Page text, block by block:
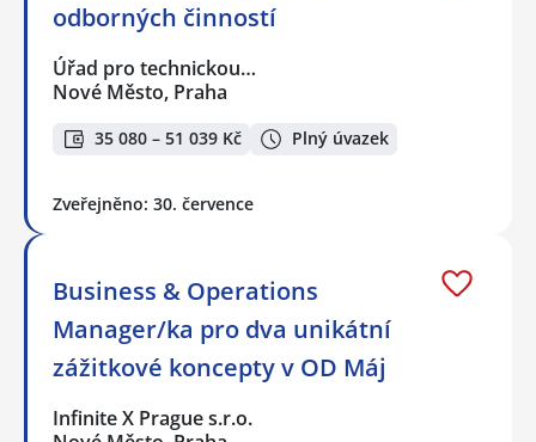
odborných činností
Úřad pro technickou…
Nové Město, Praha
35 080 – 51 039 Kč Plný úvazek
Zveřejněno: 30. července
Business & Operations
Manager/ka pro dva unikátní
zážitkové koncepty v OD Máj
Infinite X Prague s.r.o.